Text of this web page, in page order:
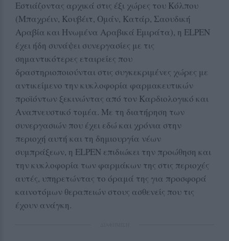
Εστιάζοντας αρχικά στις έξι χώρες του Κόλπου
(Μπαχρέιν, Κουβέιτ, Ομάν, Κατάρ, Σαουδική
Αραβία και Ηνωμένα Αραβικά Εμιράτα), η ELPEN
έχει ήδη συνάψει συνεργασίες με τις
σημαντικότερες εταιρείες που
δραστηριοποιούνται στις συγκεκριμένες χώρες με
αντικείμενο την κυκλοφορία φαρμακευτικών
προϊόντων ξεκινώντας από τον Καρδιολογικό και
Αναπνευστικό τομέα. Με τη διατήρηση των
συνεργασιών που έχει εδώ και χρόνια στην
περιοχή αυτή και τη δημιουργία νέων
συμπράξεων, η ELPEN επιδιώκει την προώθηση και
την κυκλοφορία των φαρμάκων της στις περιοχές
αυτές, υπηρετώντας το όραμά της για προσφορά
καινοτόμων θεραπειών στους ασθενείς που τις
έχουν ανάγκη.